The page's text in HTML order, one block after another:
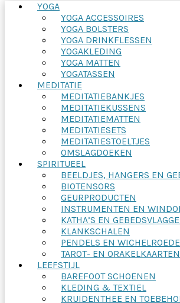
YOGA
YOGA ACCESSOIRES
YOGA BOLSTERS
YOGA DRINKFLESSEN
YOGAKLEDING
YOGA MATTEN
YOGATASSEN
MEDITATIE
MEDITATIEBANKJES
MEDITATIEKUSSENS
MEDITATIEMATTEN
MEDITATIESETS
MEDITATIESTOELTJES
OMSLAGDOEKEN
SPIRITUEEL
BEELDJES, HANGERS EN
BIOTENSORS
GEURPRODUCTEN
INSTRUMENTEN EN
KATHA’S EN
KLANKSCHALEN
PENDELS EN
TAROT- EN ORAKELKAARTEN
LEEFSTIJL
BAREFOOT SCHOENEN
KLEDING & TEXTIEL
KRUIDENTHEE EN